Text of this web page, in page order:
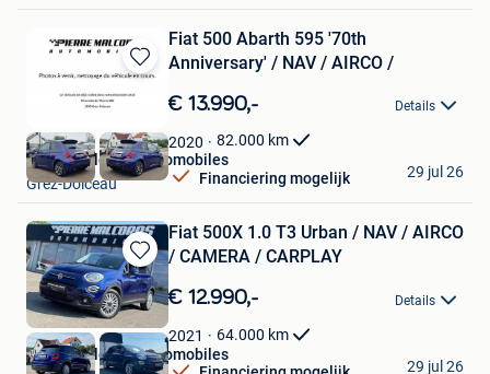
Bewaren
in
Favorieten
Fiat 500 Abarth 595 '70th
Anniversary' / NAV / AIRCO /
€ 13.990,- Details
2020 82.000 km
Financiering mogelijk
Pierre Malcorps Automobiles
Grez-Doiceau
29 jul 26
Bewaren
in
Mijn
Favorieten
Fiat 500X 1.0 T3 Urban / NAV / AIRCO
/ CAMERA / CARPLAY
€ 12.990,- Details
2021 64.000 km
Pierre Malcorps Automobiles
29 jul 26